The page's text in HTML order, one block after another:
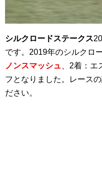
シルクロードステークス
です。2019年のシルクロ
ノンスマッシュ 、2着：
フとなりました。レース
ださい。